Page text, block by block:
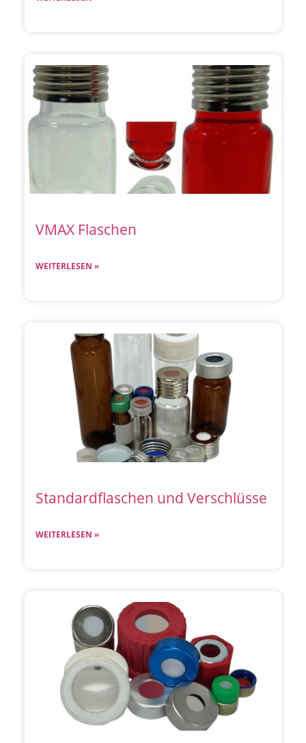
VMAX Flaschen
WEITERLESEN »
Standardflaschen und Verschlüsse
WEITERLESEN »